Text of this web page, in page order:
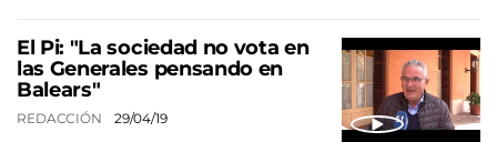
El Pi: "La sociedad no vota en
las Generales pensando en
Balears"
REDACCIÓN 29/04/19